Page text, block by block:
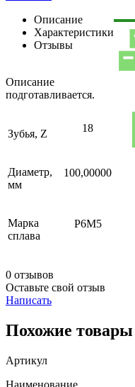
Описание
Характеристики
Отзывы
Описание
подготавливается.
Зубья, Z 18
Диаметр,
мм
100,00000
Марка
сплава
Р6М5
0 отзывов
Оставьте свой отзыв
Написать
Похожие товары
Артикул